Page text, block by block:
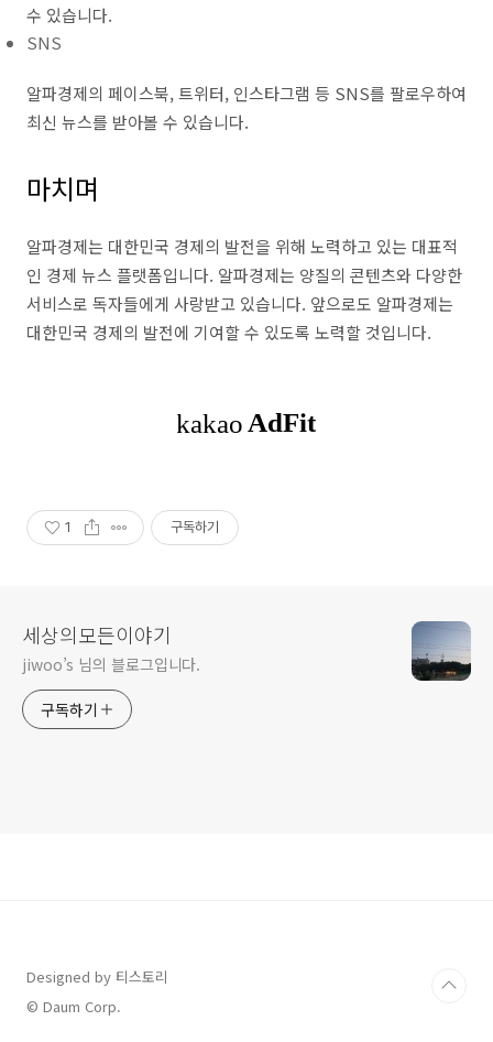
수 있습니다.
SNS
알파경제의 페이스북, 트위터, 인스타그램 등 SNS를 팔로우하여
최신 뉴스를 받아볼 수 있습니다.
마치며
알파경제는 대한민국 경제의 발전을 위해 노력하고 있는 대표적
인 경제 뉴스 플랫폼입니다. 알파경제는 양질의 콘텐츠와 다양한
서비스로 독자들에게 사랑받고 있습니다. 앞으로도 알파경제는
대한민국 경제의 발전에 기여할 수 있도록 노력할 것입니다.
1 구독하기
세상의모든이야기
jiwoo’s 님의 블로그입니다.
구독하기
Designed by 티스토리
© Daum Corp.